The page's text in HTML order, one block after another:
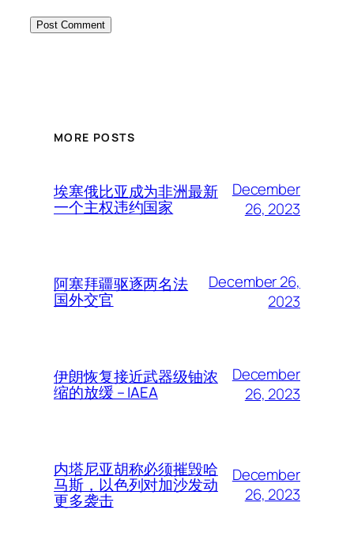
MORE POSTS
埃塞俄比亚成为非洲最新
一个主权违约国家
December
26, 2023
阿塞拜疆驱逐两名法
国外交官
December 26,
2023
伊朗恢复接近武器级铀浓
缩的放缓 – IAEA
December
26, 2023
内塔尼亚胡称必须摧毁哈
马斯，以色列对加沙发动
更多袭击
December
26, 2023